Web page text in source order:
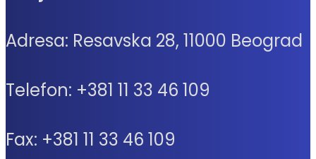
Adresa: Resavska 28, 11000 Beograd
Telefon: +381 11 33 46 109
Fax: +381 11 33 46 109